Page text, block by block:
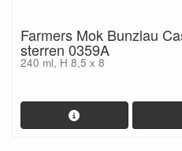
Farmers Mok Bunzlau
sterren 0359A
240 ml, H 8,5 x 8